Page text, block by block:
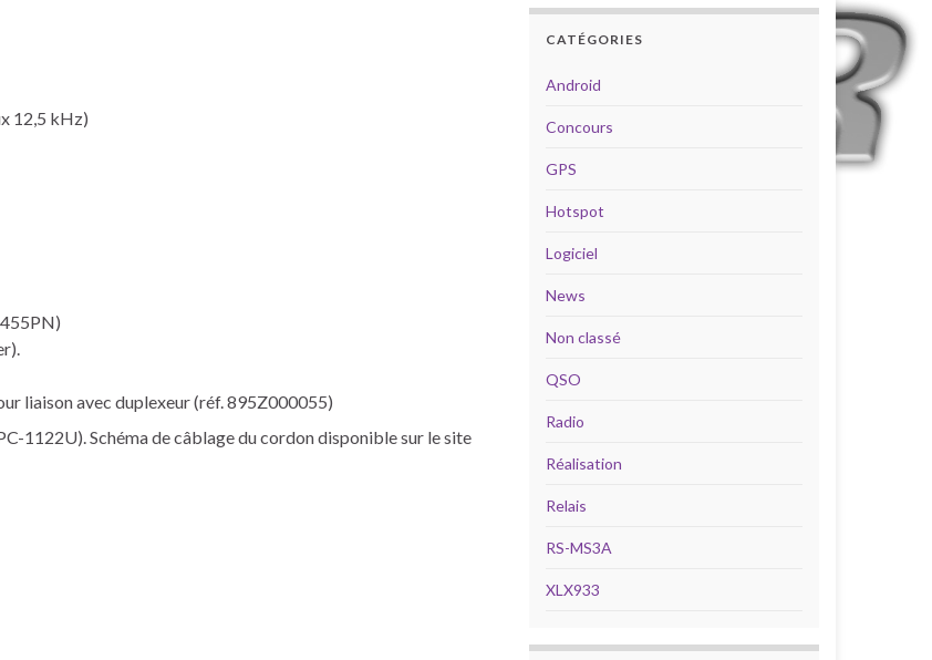
12,5 kHz)
liaison avec duplexeur (réf. 895Z000055)
1122U). Schéma de câblage du cordon disponible sur le site
CATÉGORIES
Android
Concours
GPS
Hotspot
Logiciel
News
Non classé
QSO
Radio
Réalisation
Relais
RS-MS3A
XLX933